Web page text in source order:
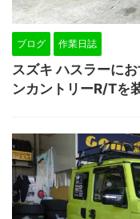
ブログ 作業日誌
スズキ ハスラーに
ンカントリーR/Tを